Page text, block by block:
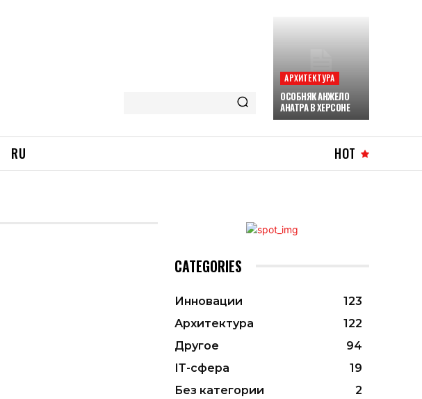
АРХИТЕКТУРА
ОСОБНЯК АНЖЕЛО
АНАТРА В ХЕРСОНЕ
RU HOT
CATEGORIES
Инновации
123
Архитектура
122
Другое
94
ІТ-сфера
19
Без категории
2